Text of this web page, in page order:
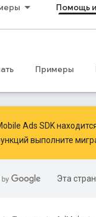
Помощь
Примеры
Ads SDK
выполните
Эта